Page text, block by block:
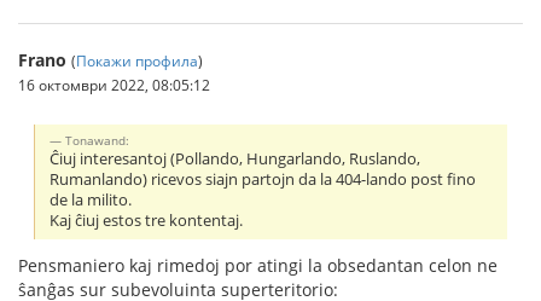
Frano (Покажи профила)
16 октомври 2022, 08:05:12
Tonawand:
Ĉiuj interesantoj (Pollando, Hungarlando, Ruslando,
Rumanlando) ricevos siajn partojn da la 404-lando post fino
de la milito.
Kaj ĉiuj estos tre kontentaj.
Pensmaniero kaj rimedoj por atingi la obsedantan celon ne
ŝanĝas sur subevoluinta superteritorio: